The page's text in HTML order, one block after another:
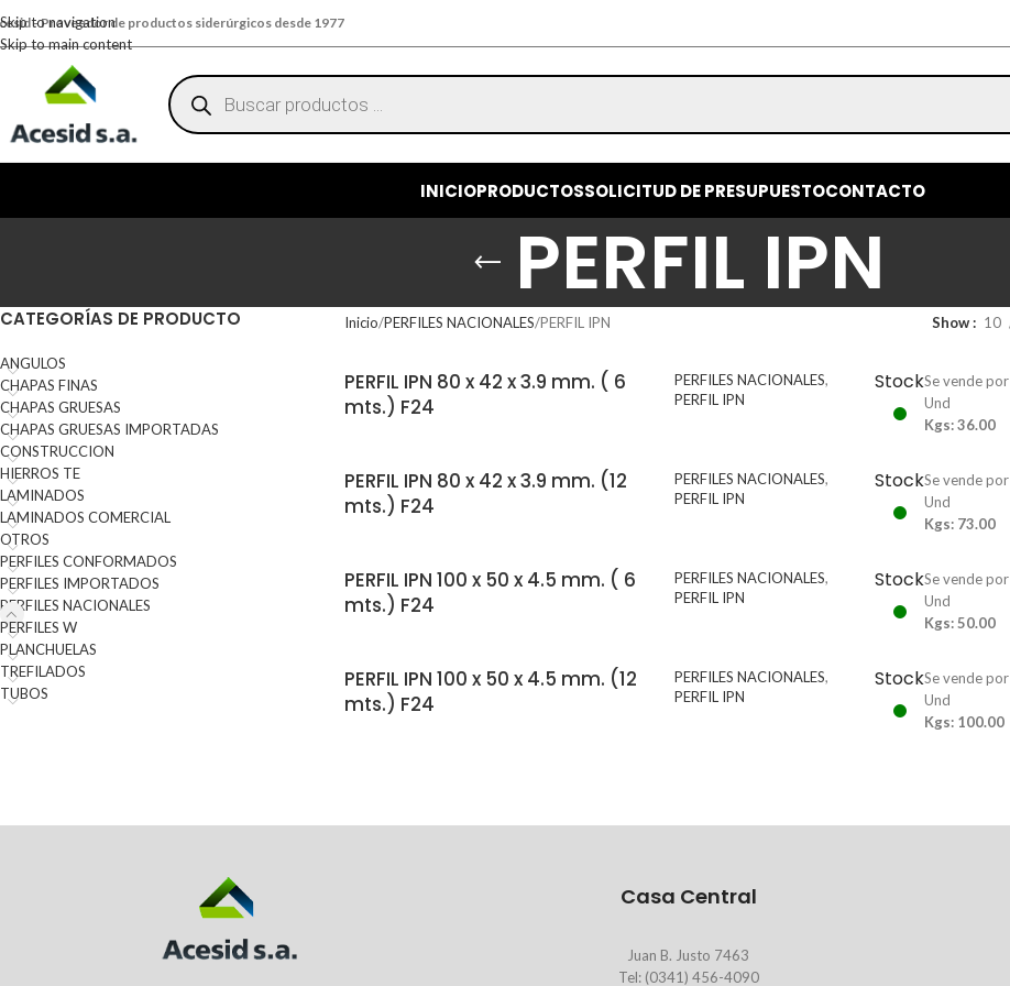
Skip to navigation
Skip to main content
- Proveedor de productos siderúrgicos desde 1977
INICIOPRODUCTOSSOLICITUD DE PRESUPUESTOCONTACTO
PERFIL IPN
CATEGORÍAS DE PRODUCTO
ANGULOS
CHAPAS FINAS
CHAPAS GRUESAS
CHAPAS GRUESAS IMPORTADAS
CONSTRUCCION
HIERROS TE
LAMINADOS
LAMINADOS COMERCIAL
OTROS
PERFILES CONFORMADOS
PERFILES IMPORTADOS
PERFILES NACIONALES
PERFILES W
PLANCHUELAS
TREFILADOS
TUBOS
Inicio PERFILES NACIONALES PERFIL IPN Show 10
PERFIL IPN 80 x 42 x 3.9 mm. ( 6
mts.) F24
PERFILES NACIONALES,
PERFIL IPN
StockSe vende por
Und
Kgs: 36.00
PERFIL IPN 80 x 42 x 3.9 mm. (12
mts.) F24
PERFILES NACIONALES,
PERFIL IPN
StockSe vende por
Und
Kgs: 73.00
PERFIL IPN 100 x 50 x 4.5 mm. ( 6
mts.) F24
PERFILES NACIONALES,
PERFIL IPN
StockSe vende por
Und
Kgs: 50.00
PERFIL IPN 100 x 50 x 4.5 mm. (12
mts.) F24
PERFILES NACIONALES,
PERFIL IPN
StockSe vende por
Und
Kgs: 100.00
Casa Central
Juan B. Justo 7463
Tel: (0341) 456-4090